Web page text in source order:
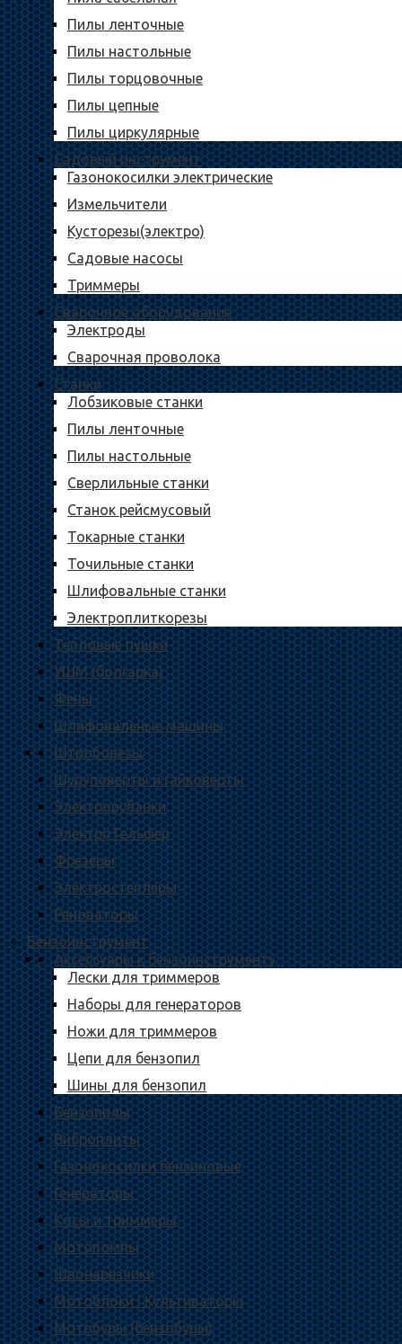
Пилы ленточные
Пилы настольные
Пилы торцовочные
Пилы цепные
Пилы циркулярные
Садовый инструмент
Газонокосилки электрические
Измельчители
Кусторезы(электро)
Садовые насосы
Триммеры
Сварочное оборудование
Электроды
Сварочная проволока
Станки
Лобзиковые станки
Пилы ленточные
Пилы настольные
Сверлильные станки
Станок рейсмусовый
Токарные станки
Точильные станки
Шлифовальные станки
Электроплиткорезы
Тепловые пушки
УШМ (болгарка)
Фены
Шлифовальные машины
Штроборезы
Шуруповерты и гайковерты
Электрорубанки
ЭлектроТельфер
Фрезеры
Электростеплеры
Реноваторы
Бензоинструмент
Аксессуары к бензоинструменту
Лески для триммеров
Наборы для генераторов
Ножи для триммеров
Цепи для бензопил
Шины для бензопил
Бензопилы
Виброплиты
Газонокосилки бензиновые
Генераторы
Косы и триммеры
Мотопомпы
Швонарезчики
Мотоблоки I Культиваторы
Мотобуры (бензобуры)